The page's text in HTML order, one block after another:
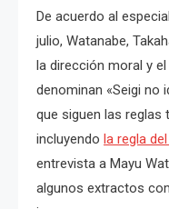
De acuerdo al
julio, Watanabe,
la dirección moral y
denominan «Seigi no
que siguen las reglas
incluyendo la regla
entrevista a Mayu
algunos extractos